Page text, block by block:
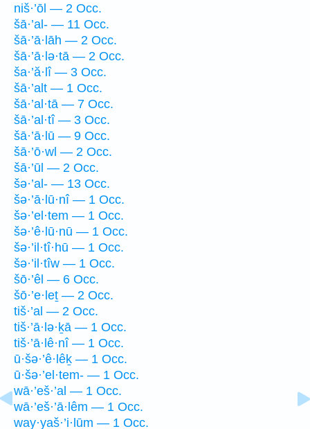
niš·’ōl — 2 Occ.
šā·’al- — 11 Occ.
šā·’ā·lāh — 2 Occ.
šā·’ā·lə·tā — 2 Occ.
ša·’ă·lî — 3 Occ.
šā·’alt — 1 Occ.
šā·’al·tā — 7 Occ.
šā·’al·tî — 3 Occ.
šā·’ā·lū — 9 Occ.
šā·’ō·wl — 2 Occ.
šā·’ūl — 2 Occ.
šə·’al- — 13 Occ.
šə·’ā·lū·nî — 1 Occ.
šə·’el·tem — 1 Occ.
šə·’ê·lū·nū — 1 Occ.
šə·’il·tî·hū — 1 Occ.
šə·’il·tîw — 1 Occ.
šō·’êl — 6 Occ.
šō·’e·leṯ — 2 Occ.
tiš·’al — 2 Occ.
tiš·’ā·lə·ḵā — 1 Occ.
tiš·’ā·lê·nî — 1 Occ.
ū·šə·’ê·lêḵ — 1 Occ.
ū·šə·’el·tem- — 1 Occ.
wā·’eš·’al — 1 Occ.
wā·’eš·’ā·lêm — 1 Occ.
way·yaš·’i·lūm — 1 Occ.